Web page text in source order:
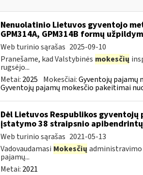
Nenuolatinio Lietuvos gyventojo
GPM314A, GPM314B formų
Web turinio sąrašas 2025-09-10
Pranešame, kad Valstybinės mokesčių
rugsėjo...
Metai: 2025 Mokesčiai:Gyventojų pajamų
Gyventojų pajamų mokesčio pakeitimai
Dėl Lietuvos Respublikos
įstatymo 38 straipsnio
Web turinio sąrašas 2021-05-13
Vadovaudamasi Mokesčių administravimo
pajamų...
Metai: 2021